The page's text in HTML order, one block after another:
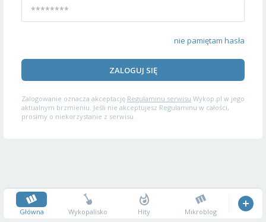
nie pamiętam hasła
ZALOGUJ SIĘ
Zalogowanie oznacza akceptację Regulaminu serwisu Wykop.pl w jego
aktualnym brzmieniu. Jeśli nie akceptujesz Regulaminu w całości,
prosimy o niekorzystanie z serwisu.
Główna Wykopalisko Hity Mikroblog